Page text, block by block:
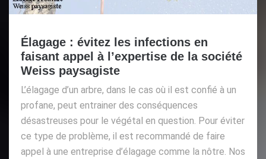
Élagage : évitez les infections en
faisant appel à l’expertise de la société
Weiss paysagiste
L’élagage d’un arbre, dans le cas où il est confié à un
profane, peut entrainer des conséquences
désastreuses pour le végétal en question. Pour éviter
ce type de problème, il est recommandé de faire
appel à une entreprise d’élagage comme la nôtre. Nos